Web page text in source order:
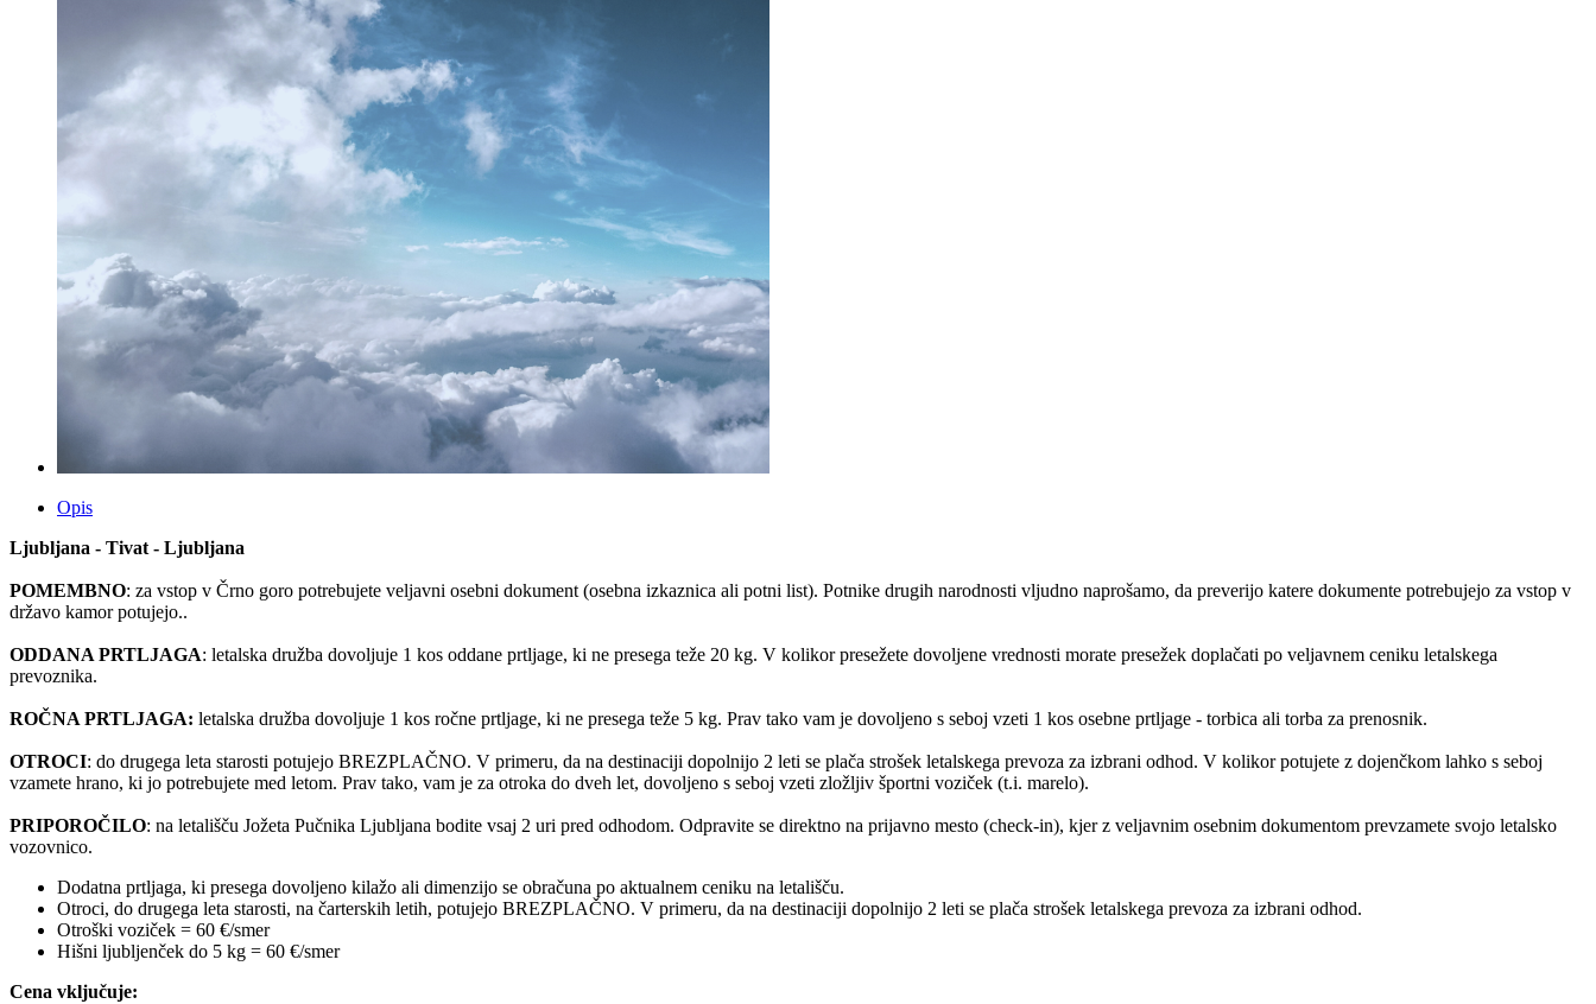
Opis
Ljubljana - Tivat - Ljubljana
POMEMBNO: za vstop v Črno goro potrebujete veljavni osebni dokument (osebna izkaznica ali potni list). Potnike drugih narodnosti vljudno naprošamo, da preverijo katere dokumente potrebujejo za vstop v
državo kamor potujejo..
ODDANA PRTLJAGA: letalska družba dovoljuje 1 kos oddane prtljage, ki ne presega teže 20 kg. V kolikor presežete dovoljene vrednosti morate presežek doplačati po veljavnem ceniku letalskega
prevoznika.
ROČNA PRTLJAGA: letalska družba dovoljuje 1 kos ročne prtljage, ki ne presega teže 5 kg. Prav tako vam je dovoljeno s seboj vzeti 1 kos osebne prtljage - torbica ali torba za prenosnik.
OTROCI: do drugega leta starosti potujejo BREZPLAČNO. V primeru, da na destinaciji dopolnijo 2 leti se plača strošek letalskega prevoza za izbrani odhod. V kolikor potujete z dojenčkom lahko s seboj
vzamete hrano, ki jo potrebujete med letom. Prav tako, vam je za otroka do dveh let, dovoljeno s seboj vzeti zložljiv športni voziček (t.i. marelo).
PRIPOROČILO: na letališču Jožeta Pučnika Ljubljana bodite vsaj 2 uri pred odhodom. Odpravite se direktno na prijavno mesto (check-in), kjer z veljavnim osebnim dokumentom prevzamete svojo letalsko
vozovnico.
Dodatna prtljaga, ki presega dovoljeno kilažo ali dimenzijo se obračuna po aktualnem ceniku na letališču.
Otroci, do drugega leta starosti, na čarterskih letih, potujejo BREZPLAČNO. V primeru, da na destinaciji dopolnijo 2 leti se plača strošek letalskega prevoza za izbrani odhod.
Otroški voziček = 60 €/smer
Hišni ljubljenček do 5 kg = 60 €/smer
Cena vključuje: